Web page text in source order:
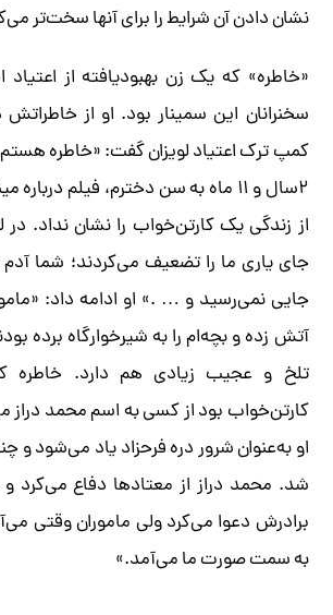
نشان دادن آن شرایط را برای آنها سخت‌تر
«خاطره» که یک زن بهبودیافته از
سخنرانان این سمینار بود. او از
کمپ ترک اعتیاد لویزان گفت: «خاطره
از زندگی یک کارتن‌خواب را نشان نداد. در
جای یاری ما را تضعیف می‌کردند؛ شما
جایی نمی‌رسید و … .» او ادامه داد:
آتش زده و بچه‌ام را به شیرخوارگاه برده
تلخ و عجیب زیادی هم دارد. خاطره
کارتن‌خواب بود از کسی به اسم محمد دراز
او به‌عنوان شرور دره فرحزاد یاد می‌شود
شد. محمد دراز از معتاد‌ها دفاع می‌کرد
برادرش دعوا می‌کرد ولی ماموران وقتی
به سمت صورت ما می‌آمد.»